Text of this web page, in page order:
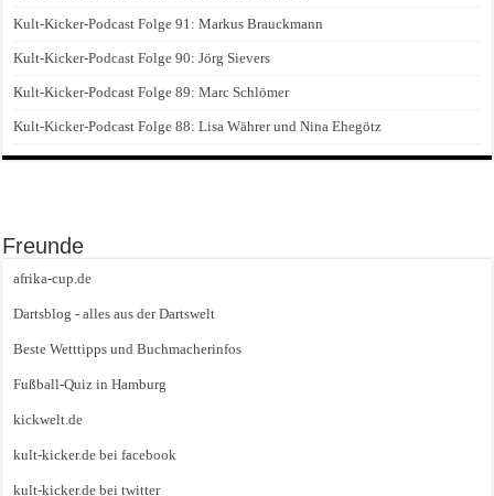
Kult-Kicker-Podcast Folge 91: Markus Brauckmann
Kult-Kicker-Podcast Folge 90: Jörg Sievers
Kult-Kicker-Podcast Folge 89: Marc Schlömer
Kult-Kicker-Podcast Folge 88: Lisa Währer und Nina Ehegötz
Freunde
afrika-cup.de
Dartsblog - alles aus der Dartswelt
Beste Wetttipps und Buchmacherinfos
Fußball-Quiz in Hamburg
kickwelt.de
kult-kicker.de bei facebook
kult-kicker.de bei twitter